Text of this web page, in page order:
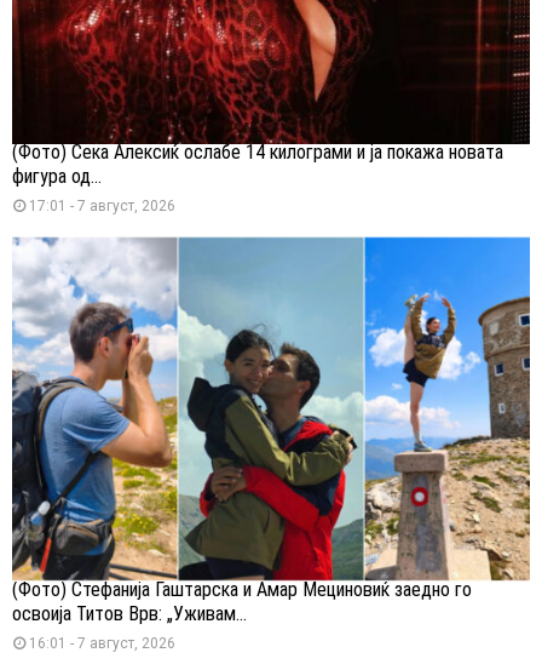
(Фото) Сека Алексиќ ослабе 14 килограми и ја покажа новата
фигура од...
17:01 - 7 август, 2026
(Фото) Стефанија Гаштарска и Амар Мециновиќ заедно го
освоија Титов Врв: „Уживам...
16:01 - 7 август, 2026